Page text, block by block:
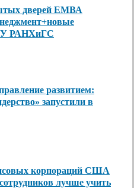
дверей ЕМВА
РАНХиГС
развитием:
запустили в
корпораций США
лучше учить